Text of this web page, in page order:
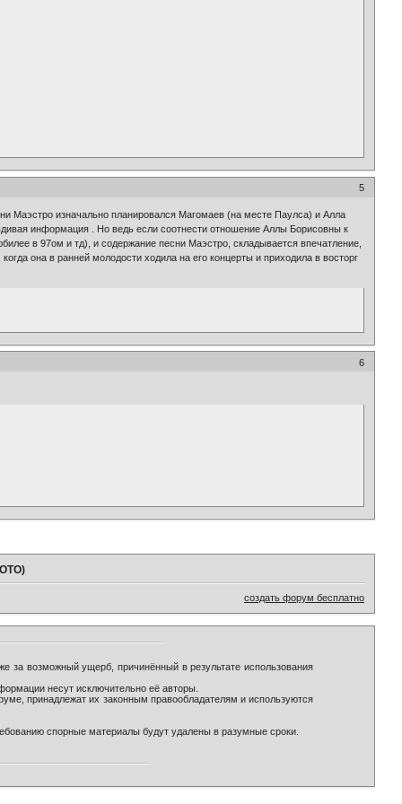
5
Маэстро изначально планировался Магомаев (на месте Паулса) и Алла
информация . Но ведь если соотнести отношение Аллы Борисовны к
в 97ом и тд), и содержание песни Маэстро, складывается впечатление,
она в ранней молодости ходила на его концерты и приходила в восторг
6
создать форум бесплатно
за возможный ущерб, причинённый в результате использования
несут исключительно её авторы.
принадлежат их законным правообладателям и используются
спорные материалы будут удалены в разумные сроки.